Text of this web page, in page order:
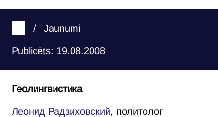
/ Jaunumi
Publicēts: 19.08.2008
Геолингвистика
Леонид Радзиховский, политолог